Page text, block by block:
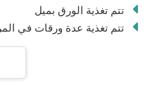
تتم تغذية الورق بميل
تتم تغذية عدة ورقات في